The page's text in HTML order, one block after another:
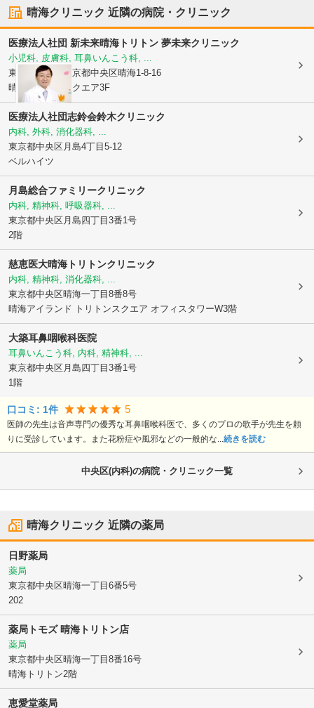
晴海クリニック 近隣の病院・クリニック
医療法人社団 新未来晴海トリトン 夢未来クリニック
小児科, 皮膚科, 耳鼻いんこう科, ...
東京都中央区 東京都中央区晴海1-8-16
晴海トリトンスクエア3F
医療法人社団志鈴会鈴木クリニック
内科, 外科, 消化器科, ...
東京都中央区 月島4丁目5-12
ベルハイツ
月島総合ファミリークリニック
内科, 精神科, 呼吸器科, ...
東京都中央区 月島四丁目3番1号
2階
慈恵医大晴海トリトンクリニック
内科, 精神科, 消化器科, ...
東京都中央区晴海一丁目8番8号
晴海アイランド トリトンスクエア オフィスタワーW3階
大築耳鼻咽喉科医院
耳鼻いんこう科, 内科, 精神科, ...
東京都中央区 月島四丁目3番1号
1階
口コミ: 1件 5
医師の先生は音声専門の優秀な耳鼻咽喉科医で、多くのプロの歌手が先生を頼
りに受診しています。また花粉症や風邪などの一般的な...続きを読む
中央区(内科)の病院・クリニック一覧
晴海クリニック 近隣の薬局
日野薬局
薬局
東京都中央区晴海一丁目6番5号
202
薬局トモズ 晴海トリトン店
薬局
東京都中央区晴海一丁目8番16号
晴海トリトン2階
恵愛堂薬局